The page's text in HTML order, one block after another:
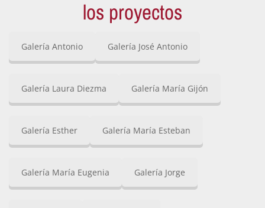
los proyectos
Galería Antonio Galería José Antonio
Galería Laura Diezma Galería María Gijón
Galería Esther Galería María Esteban
Galería María Eugenia Galería Jorge